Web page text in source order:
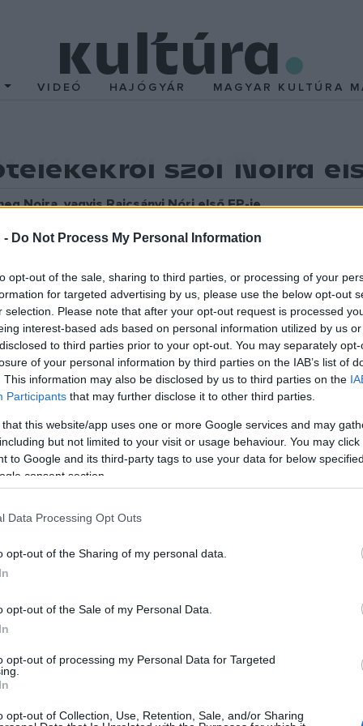
- Do Not Process My Personal Information
opt-out of the sale, sharing to third parties, or processing of your
for targeted advertising by us, please use the below opt-out
selection. Please note that after your opt-out request is processed
interest-based ads based on personal information utilized by us
to third parties prior to your opt-out. You may separately
of your personal information by third parties on the IAB’s list of
This information may also be disclosed by us to third parties on the
Participants that may further disclose it to other third parties.
that this website/app uses one or more Google services and may
but not limited to your visit or usage behaviour. You may
to Google and its third-party tags to use your data for below
consent section.
Data Processing Opt Outs
opt-out of the Sharing of my personal data.
opt-out of the Sale of my Personal Data.
opt-out of processing my Personal Data for Targeted
opt-out of Collection, Use, Retention, Sale, and/or Sharing
VIDEÓ HAJÓGYÁR MAGYAR KULTÚRA
szól Noira
Noira, vagyis Rajcsányi Nóri első EP-je.
szoros, életre szóló szerelmi, családi és baráti
és ez minden szépségével és nehézségével együtt okoz
és minden apró dolgával, mintha a kedvenc könyvedből
youa hosszabb távollétek utáni találkozások pillanati
aYoua tökéletlenségekben rejlő tökéletességet, aMeant
ő a producer, és ő játssza a gitár-, basszusgitár
legszebb, eldugott részén.
30-án
a nagyközönség előtt a Millenáris
László (dob) mellett Macskin Dávid (trombita) is játszik
gyönyörű hangjával.